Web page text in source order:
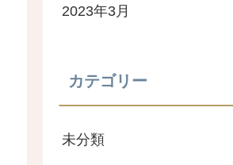
2023年3月
カテゴリー
未分類